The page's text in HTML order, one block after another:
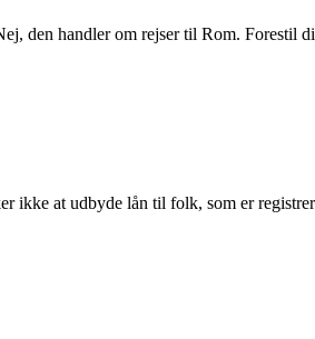
den handler om rejser til Rom. Forestil
ikke at udbyde lån til folk, som er